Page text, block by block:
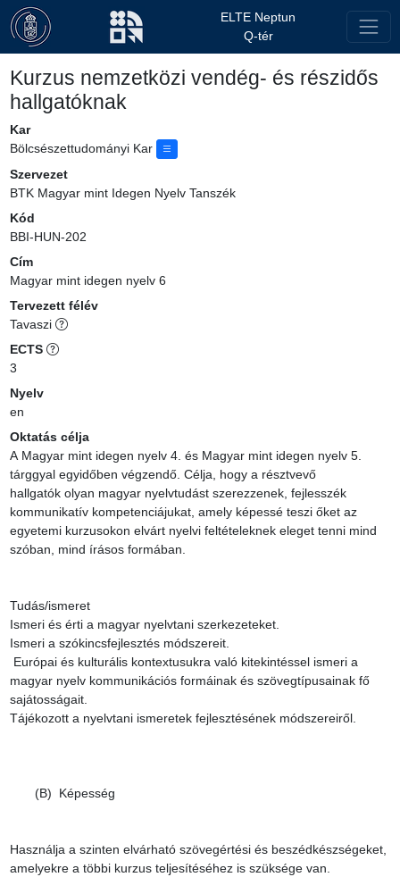
ELTE Neptun
Q-tér
Kurzus nemzetközi vendég- és részidős
hallgatóknak
Kar
Bölcsészettudományi Kar
Szervezet
BTK Magyar mint Idegen Nyelv Tanszék
Kód
BBI-HUN-202
Cím
Magyar mint idegen nyelv 6
Tervezett félév
Tavaszi
ECTS
3
Nyelv
en
Oktatás célja
A Magyar mint idegen nyelv 4. és Magyar mint idegen nyelv 5.
tárggyal egyidőben végzendő. Célja, hogy a résztvevő
hallgatók olyan magyar nyelvtudást szerezzenek, fejlesszék
kommunikatív kompetenciájukat, amely képessé teszi őket az
egyetemi kurzusokon elvárt nyelvi feltételeknek eleget tenni mind
szóban, mind írásos formában.
Tudás/ismeret
Ismeri és érti a magyar nyelvtani szerkezeteket.
Ismeri a szókincsfejlesztés módszereit.
Európai és kulturális kontextusukra való kitekintéssel ismeri a
magyar nyelv kommunikációs formáinak és szövegtípusainak fő
sajátosságait.
Tájékozott a nyelvtani ismeretek fejlesztésének módszereiről.
(B)  Képesség
Használja a szinten elvárható szövegértési és beszédkészségeket,
amelyekre a többi kurzus teljesítéséhez is szüksége van.